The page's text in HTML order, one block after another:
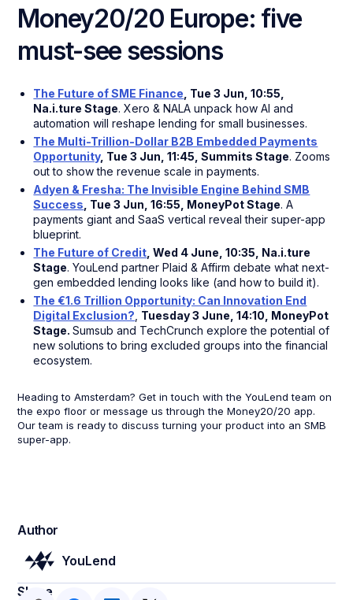
Money20/20 Europe: five
must-see sessions
The Future of SME Finance , Tue 3 Jun, 10:55,
Na.i.ture Stage. Xero & NALA unpack how AI and
automation will reshape lending for small businesses.
The Multi-Trillion-Dollar B2B Embedded Payments
Opportunity, Tue 3 Jun, 11:45, Summits Stage. Zooms
out to show the revenue scale in payments.
Adyen & Fresha: The Invisible Engine Behind SMB
Success , Tue 3 Jun, 16:55, MoneyPot Stage. A
payments giant and SaaS vertical reveal their super-app
blueprint.
The Future of Credit , Wed 4 June, 10:35, Na.i.ture
Stage. YouLend partner Plaid & Affirm debate what next-
gen embedded lending looks like (and how to build it).
The €1.6 Trillion Opportunity: Can Innovation End
Digital Exclusion? Tuesday 3 June, 14:10, MoneyPot
Stage.Sumsub and TechCrunch explore the potential of
new solutions to bring excluded groups into the financial
ecosystem.
Heading to Amsterdam? Get in touch with the YouLend team on
the expo floor or message us through the Money20/20 app.
Our team is ready to discuss turning your product into an SMB
super-app.
Author
YouLend
Share